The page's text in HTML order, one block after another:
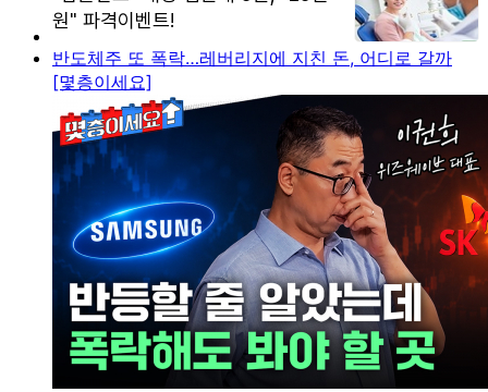
반도체주 또 폭락…레버리지에 지친 돈, 어디로 갈까
[몇층이세요]